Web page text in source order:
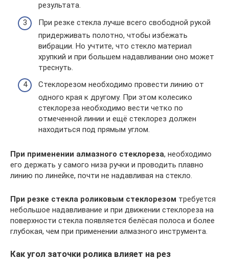
результата.
При резке стекла лучше всего свободной рукой
придерживать полотно, чтобы избежать
вибрации. Но учтите, что стекло материал
хрупкий и при большем надавливании оно может
треснуть.
Стеклорезом необходимо провести линию от
одного края к другому. При этом колесико
стеклореза необходимо вести четко по
отмеченной линии и ещё стеклорез должен
находиться под прямым углом.
При применении алмазного стеклореза, необходимо
его держать у самого низа ручки и проводить плавно
линию по линейке, почти не надавливая на стекло.
При резке стекла роликовым стеклорезом требуется
небольшое надавливание и при движении стеклореза на
поверхности стекла появляется белёсая полоса и более
глубокая, чем при применении алмазного инструмента.
Как угол заточки ролика влияет на рез